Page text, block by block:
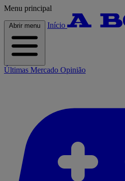
Menu principal
Abrir menu Início
Últimas Mercado Opinião